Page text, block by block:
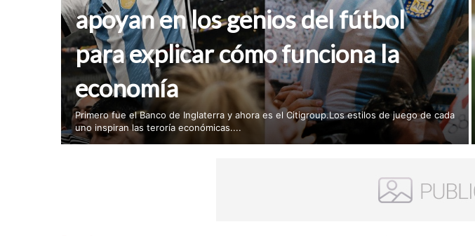
apoyan en los genios del fútbol
para explicar cómo funciona la
economía
Primero fue el Banco de Inglaterra y ahora es el Citigroup.Los estilos de juego de cada
uno inspiran las teroría económicas....